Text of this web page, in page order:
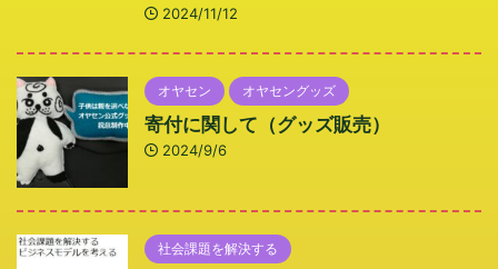
2024/11/12
オヤセン オヤセングッズ
寄付に関して（グッズ販売）
2024/9/6
社会課題を解決する